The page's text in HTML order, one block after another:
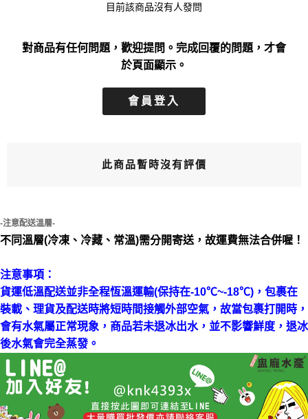
目前該商品沒有人發問
對商品有任何問題，歡迎提問。完成回覆的問題，才會
於頁面顯示。
會員登入
此商品暫時沒有評價
-注意配送溫層-
不同溫層(冷凍、冷藏、常溫)需分開寄送，故運費無法合併喔！
注意事項：
貨運低溫配送並非全程恆溫運輸(保持在-10℃~-18℃)，包裹在
裝載、理貨及配送時將短時間接觸外部空氣，故當包裹打開時，
會有水氣屬正常現象，商品若未退冰出水，並不影響鮮度，退冰
後水氣會完全蒸發。